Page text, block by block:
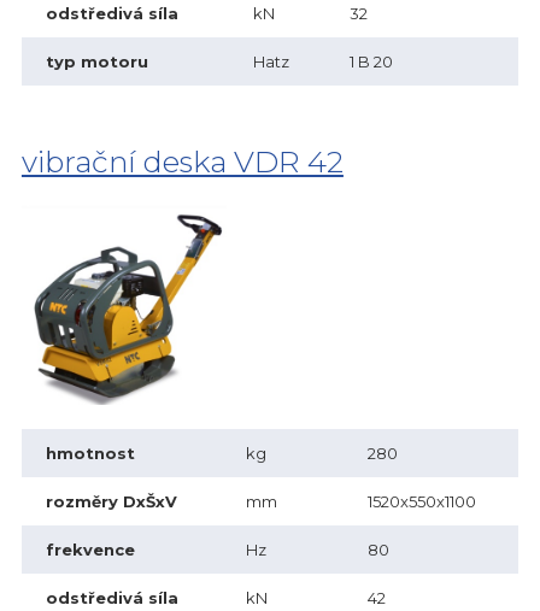
odstředivá síla kN 32
typ motoru Hatz 1 B 20
vibrační deska VDR 42
hmotnost kg 280
rozměry DxŠxV mm 1520x550x1100
frekvence Hz 80
odstředivá síla kN 42